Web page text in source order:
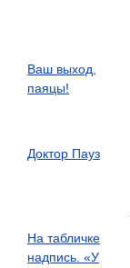
Ваш выход,
паяцы!
Доктор Пауз
На табличке
надпись. «У